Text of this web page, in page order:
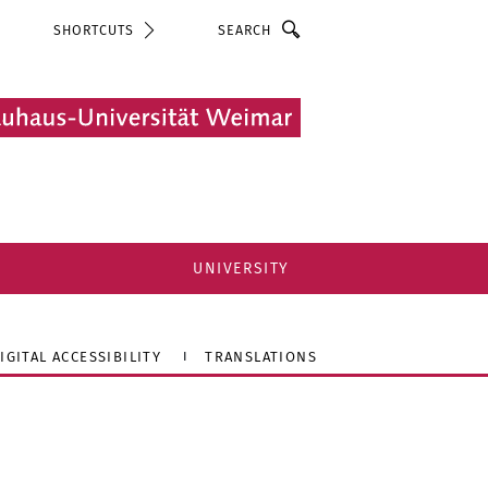
SHORTCUTS
UNIVERSITY
ACCESSIBILITY TRANSLATIONS